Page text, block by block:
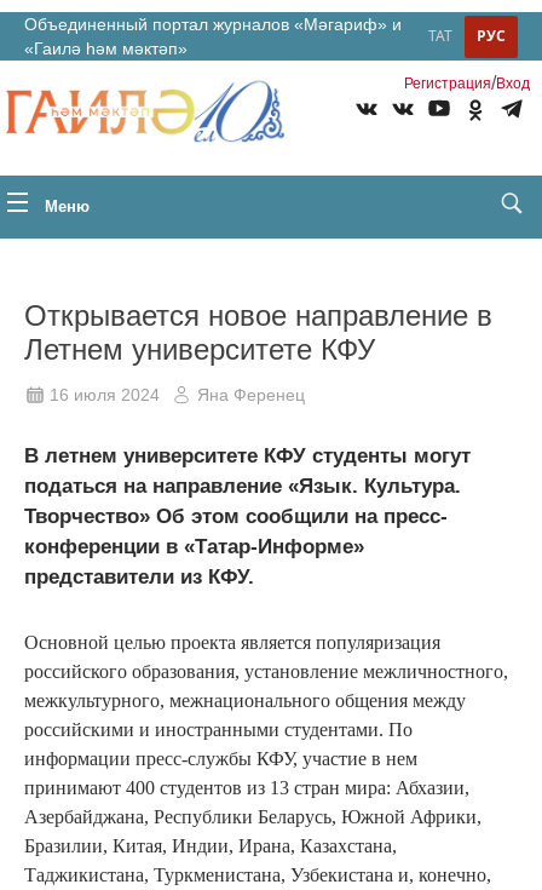
Объединенный портал журналов «Мәгариф» и
«Гаилә һәм мәктәп»
РУС
ТАТ
Регистрация/Вход
Меню
Открывается новое направление в
Летнем университете КФУ
16 июля 2024 Яна Ференец
В летнем университете КФУ студенты могут
податься на направление «Язык. Культура.
Творчество» Об этом сообщили на пресс-
конференции в «Татар-Информе»
представители из КФУ.
Основной целью проекта является популяризация
российского образования, установление межличностного,
межкультурного, межнационального общения между
российскими и иностранными студентами. По
информации пресс-службы КФУ, участие в нем
принимают 400 студентов из 13 стран мира: Абхазии,
Азербайджана, Республики Беларусь, Южной Африки,
Бразилии, Китая, Индии, Ирана, Казахстана,
Таджикистана, Туркменистана, Узбекистана и, конечно,